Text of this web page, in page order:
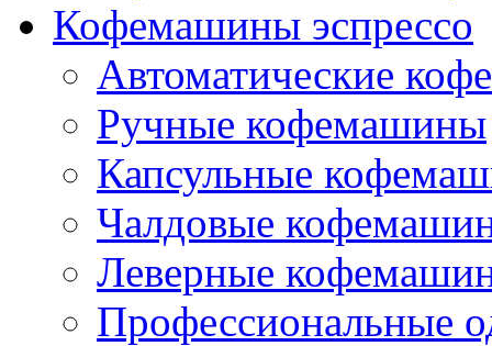
Кофемашины эспрессо
Автоматические
Ручные кофемашины
Капсульные
Чалдовые
Леверные
Профессиональные